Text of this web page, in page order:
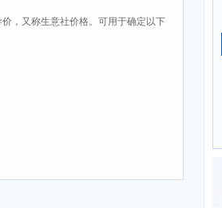
，又称生意社价格。可用于确定以下